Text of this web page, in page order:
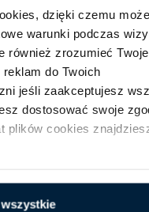
dzięki czemu
warunki podczas
również zrozumieć Twoje
do Twoich
jeśli zaakceptujesz
dostosować swoje
plików cookies
zniżkach,
Zapisz się